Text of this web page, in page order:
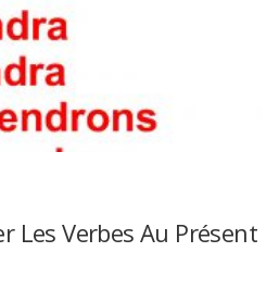
Les Verbes Au Présent